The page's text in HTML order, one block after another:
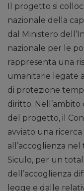
Il progetto si
nazionale della
dal Ministero
nazionale per le
rappresenta una
umanitarie legate
di protezione
diritto.
del progetto, il
avviato una
all’accoglienza
Siculo, per un
dell’accoglienza
legge e dalle